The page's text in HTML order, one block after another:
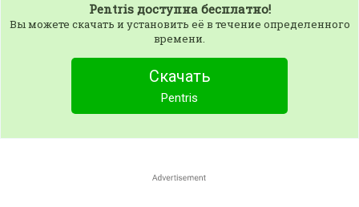
Pentrisдоступна бесплатно!
Вы можете скачать и установить её в течение определенного
времени.
Скачать
Pentris